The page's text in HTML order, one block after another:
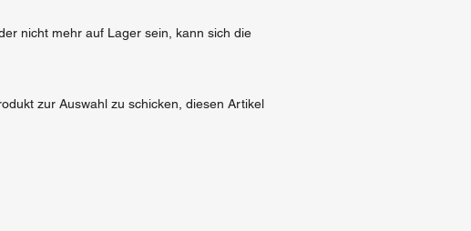
nicht mehr auf Lager sein, kann sich die
zur Auswahl zu schicken, diesen Artikel